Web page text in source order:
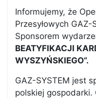
Informujemy, że
Przesyłowych GAZ-
Sponsorem
BEATYFIKACJI
WYSZYŃSKIEGO”.
GAZ-SYSTEM jest
polskiej gospodarki.